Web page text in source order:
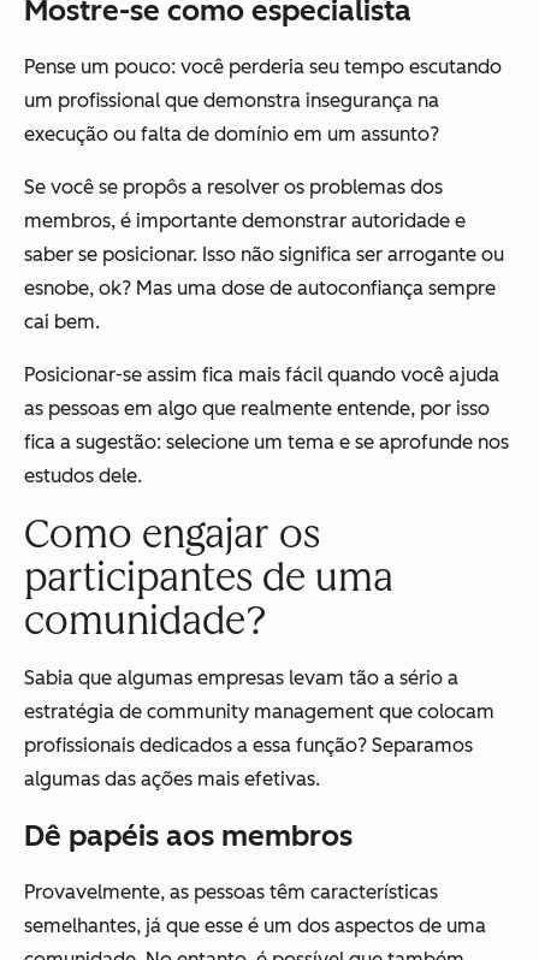
Mostre-se como especialista
Pense um pouco: você perderia seu tempo escutando
um profissional que demonstra insegurança na
execução ou falta de domínio em um assunto?
Se você se propôs a resolver os problemas dos
membros, é importante demonstrar autoridade e
saber se posicionar. Isso não significa ser arrogante ou
esnobe, ok? Mas uma dose de autoconfiança sempre
cai bem.
Posicionar-se assim fica mais fácil quando você ajuda
as pessoas em algo que realmente entende, por isso
fica a sugestão: selecione um tema e se aprofunde nos
estudos dele.
Como engajar os
participantes de uma
comunidade?
Sabia que algumas empresas levam tão a sério a
estratégia de community management que colocam
profissionais dedicados a essa função? Separamos
algumas das ações mais efetivas.
Dê papéis aos membros
Provavelmente, as pessoas têm características
semelhantes, já que esse é um dos aspectos de uma